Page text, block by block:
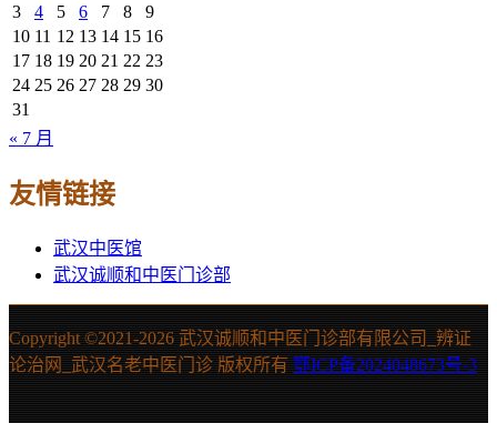
3
4 5 6 7 8
9
10 11 12 13 14 15 16
17 18 19 20 21 22 23
24 25 26 27 28 29 30
31
« 7 月
友情链接
武汉中医馆
武汉诚顺和中医门诊部
Copyright ©2021-2026 武汉诚顺和中医门诊部有限公司_辨证
论治网_武汉名老中医门诊 版权所有 鄂ICP备2024048673号-3